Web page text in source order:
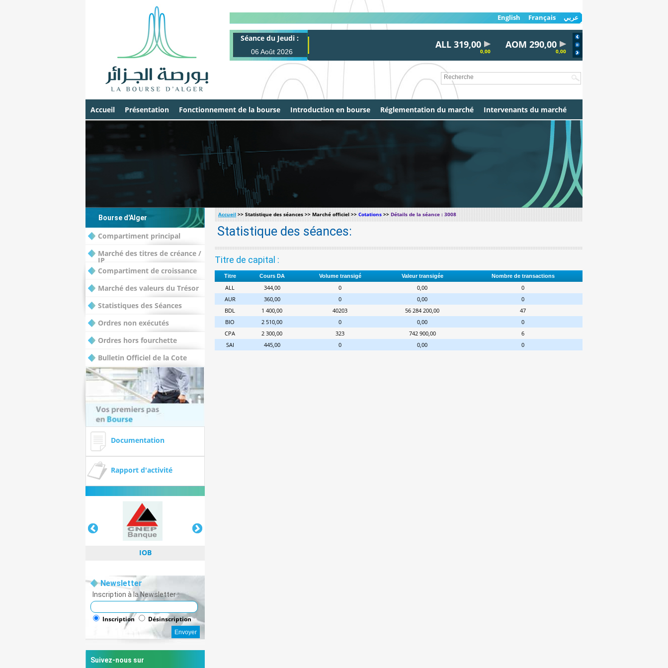
Séance du Jeudi :
06 Août 2026
ALL 319,00 AOM 290,00 AL30 100,00
عربي Français
English
Accueil Présentation Fonctionnement de la bourse Introduction en bourse Réglementation du marché Intervenants du marché
Bourse d'Alger
Compartiment principal
Marché des titres de créance /
IP
Compartiment de croissance
Marché des valeurs du Trésor
Statistiques des Séances
Ordres non exécutés
Ordres hors fourchette
Bulletin Officiel de la Cote
Documentation
Rapport d'activité
IOB
IOB
Newsletter
Inscription à la Newsletter :
Inscription Désinscription
Suivez-nous sur
Accueil>> Statistique des séances >> Marché officiel >>Cotations>>Détails de la séance : 3008
Statistique des séances:
Titre de capital :
Titre Cours DA Volume transigé Valeur transigée Nombre de transactions
ALL 344,00 0 0,00
0
AUR
360,00 0 0,00
0
BDL
1 400,00 40203 56 284 200,00
47
BIO
2 510,00 0 0,00
0
CPA
2 300,00 323 742 900,00
6
SAI
445,00 0 0,00 0